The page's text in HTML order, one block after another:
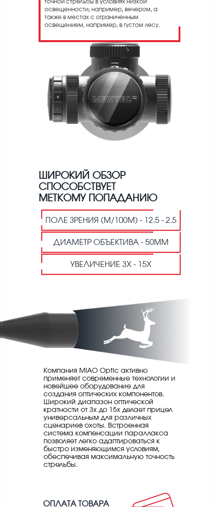
точной стрельбы в условиях низкой
освещенности, например, вечером, а
также в местах с ограниченным
освещением, например, в густом лесу.
ШИРОКИЙ ОБЗОР
СПОСОБСТВУЕТ
МЕТКОМУ ПОПАДАНИЮ
ПОЛЕ ЗРЕНИЯ (М/100М) - 12.5 - 2.5
ДИАМЕТР ОБЪЕКТИВА - 50ММ
УВЕЛИЧЕНИЕ 3X - 15X
Компания MIAO Optic активно
применяет современные технологии и
новейшее оборудование для
создания оптических компонентов.
Широкий диапазон оптической
кратности от 3x до 15x делает прицел
универсальным для различных
сценариев охоты. Встроенная
система компенсации параллакса
позволяет легко адаптироваться к
быстро изменяющимся условиям,
обеспечивая максимальную точность
стрельбы.
ОПЛАТА ТОВАРА